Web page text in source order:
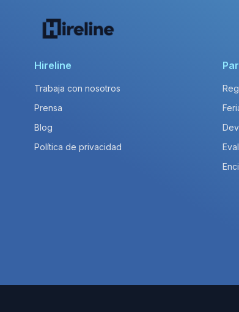
Hireline
Trabaja con nosotros
Prensa
Blog
Política de privacidad